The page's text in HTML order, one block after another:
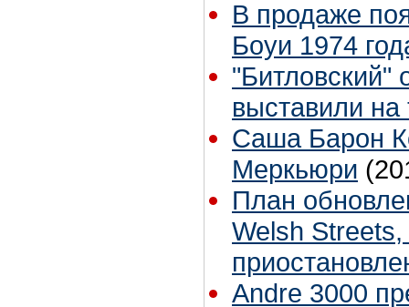
В продаже
Боуи 1974
"Битловский"
выставили на
Саша Барон
Меркьюри
План
Welsh
Andre 3000